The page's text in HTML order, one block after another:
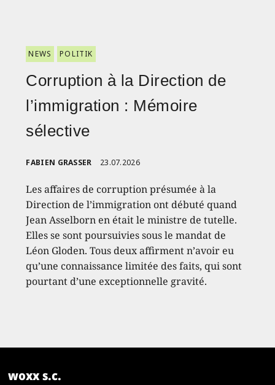
NEWS POLITIK
Corruption à la Direction de
l’immigration : Mémoire
sélective
FABIEN GRASSER 23.07.2026
Les affaires de corruption présumée à la
Direction de l’immigration ont débuté quand
Jean Asselborn en était le ministre de tutelle.
Elles se sont poursuivies sous le mandat de
Léon Gloden. Tous deux affirment n’avoir eu
qu’une connaissance limitée des faits, qui sont
pourtant d’une exceptionnelle gravité.
woxx s.c.